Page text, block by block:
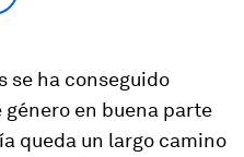
se ha conseguido
en buena parte
queda un largo camino